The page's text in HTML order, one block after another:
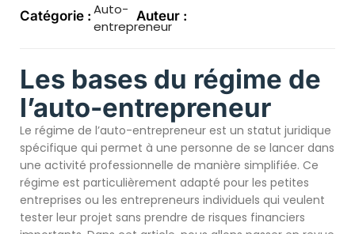
Catégorie : Auto-
entrepreneur
Auteur :
Les bases du régime de
l’auto-entrepreneur
Le régime de l’auto-entrepreneur est un statut juridique
spécifique qui permet à une personne de se lancer dans
une activité professionnelle de manière simplifiée. Ce
régime est particulièrement adapté pour les petites
entreprises ou les entrepreneurs individuels qui veulent
tester leur projet sans prendre de risques financiers